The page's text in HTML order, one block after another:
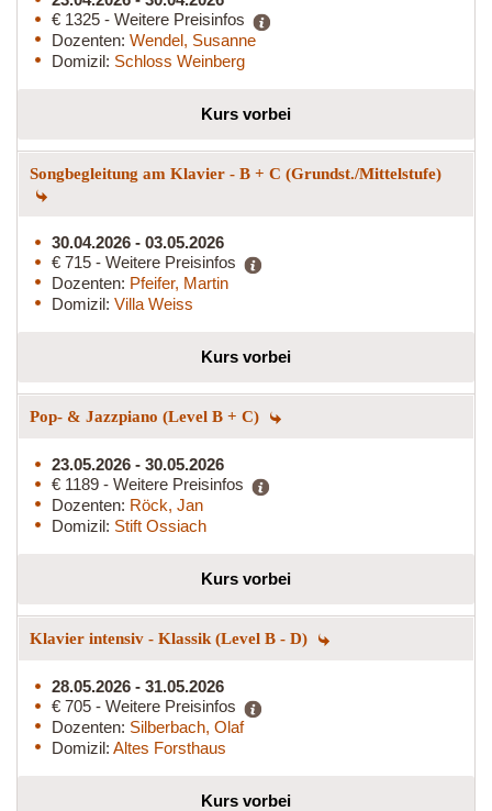
€ 1325 - Weitere Preisinfos
Dozenten: Wendel, Susanne
Domizil: Schloss Weinberg
Kurs vorbei
Songbegleitung am Klavier - B + C (Grundst./Mittelstufe)
30.04.2026 - 03.05.2026
€ 715 - Weitere Preisinfos
Dozenten: Pfeifer, Martin
Domizil: Villa Weiss
Kurs vorbei
Pop- & Jazzpiano (Level B + C)
23.05.2026 - 30.05.2026
€ 1189 - Weitere Preisinfos
Dozenten: Röck, Jan
Domizil: Stift Ossiach
Kurs vorbei
Klavier intensiv - Klassik (Level B - D)
28.05.2026 - 31.05.2026
€ 705 - Weitere Preisinfos
Dozenten: Silberbach, Olaf
Domizil: Altes Forsthaus
Kurs vorbei